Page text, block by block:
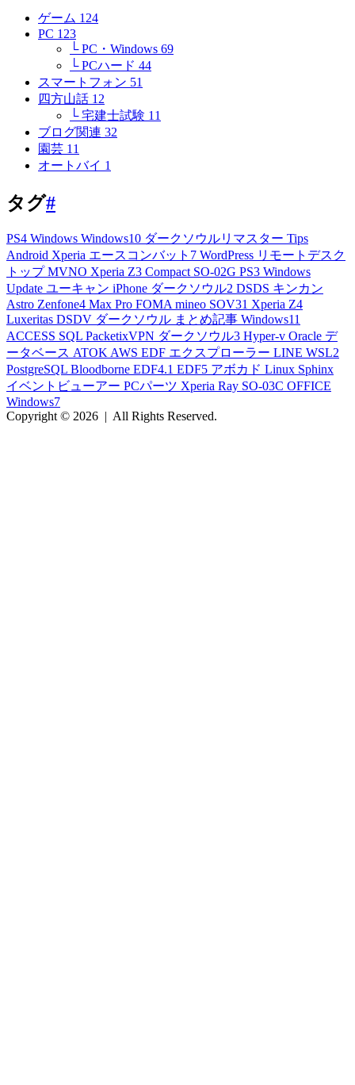
ゲーム 124
PC 123
└ PC・Windows 69
└ PCハード 44
スマートフォン 51
四方山話 12
└ 宅建士試験 11
ブログ関連 32
園芸 11
オートバイ 1
タグ#
PS4 Windows Windows10 ダークソウルリマスター Tips
Android Xperia エースコンバット7 WordPress リモートデスク
トップMVNO Xperia Z3 Compact SO-02G PS3 Windows
Update ユーキャン iPhone ダークソウル2 DSDS キンカン
Astro Zenfone4 Max Pro FOMAmineo SOV31 Xperia Z4
Luxeritas DSDV ダークソウル まとめ記事 Windows11
ACCESS SQL PacketixVPN ダークソウル3 Hyper-v Oracle デ
ータベース ATOKAWS EDF エクスプローラー LINE WSL2
PostgreSQL Bloodborne EDF4.1 EDF5 アボカド Linux Sphinx
イベントビューアー PCパーツ Xperia Ray SO-03C OFFICE
Windows7
Copyright © 2026 | All Rights Reserved.